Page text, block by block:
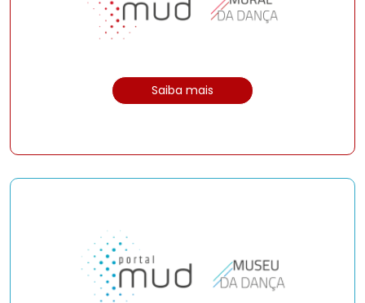
Saiba mais